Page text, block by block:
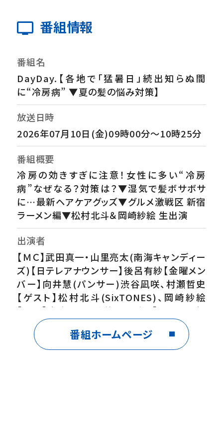
番組情報
番組名
DayDay.【各地で「猛暑日」続出知らぬ間
に“冷房病” ▼夏の髪の悩み対策】
放送日時
2026年07月10日(金)09時00分～10時25分
番組概要
冷房の効きすぎに注意！女性に多い“冷房
病”なぜなる？対策は？▼湿気で髪ボサボサ
に…最新ヘアケアグッズ▼グルメ激戦区 新宿
ラーメン編▼松村北斗＆岡崎紗絵 生出演
出演者
【ＭＣ】武田真一・山里亮太(南海キャンディー
ズ)【日テレアナウンサー】後呂有紗【金曜メン
バー】向井慧(パンサー)渋谷凪咲、村瀬哲史
【ゲスト】松村北斗(SixTONES)、岡崎紗絵
【VTR】彦摩呂、澁谷善ヘイゼル【コーナー担
当アナウンサー】住岡佑樹【気象予報士】広瀬
番組ホームページ